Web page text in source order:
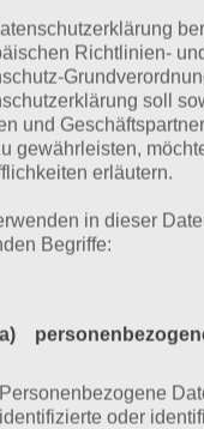
Video
du dir einen
noch ein Trailer
zu Road to be King:
Richtlinien-
soll
und
gewährleisten,
erläutern.
in dieser
Begriffe:
a)
Personenbezogene
identifizierte oder